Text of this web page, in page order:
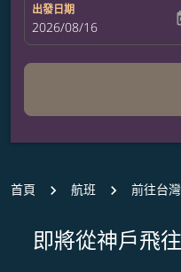
出發日期
fc-booking-departure-
2026/08/16
首頁 航班 前往台灣
即將從神戶飛